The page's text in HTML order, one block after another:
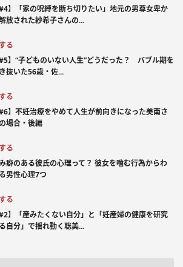
#4】「家の呪縛を断ち切りたい」地元の男尊女卑か
放された紗希子さんの...
る
#5】“子どものいない人生”どうだった？ バブル期を
抜いた56歳・佐...
る
#6】不妊治療をやめて人生が前向きになった美南さ
場合・後編
る
癖のある彼氏の心理って？ 彼女を噛む行為からわ
男性心理7つ
る
#2】「産みたくない自分」と「妊産婦の健康を研究
自分」で揺れ動く聡美...